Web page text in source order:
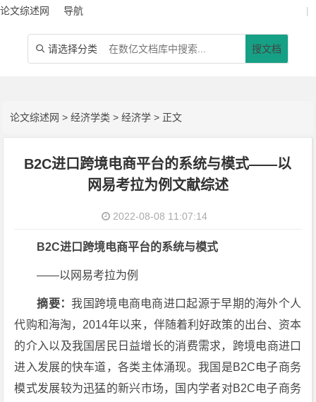
论文综述网 导航 |
 请选择分类 搜文档
论文综述网 >经济学类 >经济学 > 正文
B2C进口跨境电商平台的系统与模式——以
网易考拉为例文献综述
2022-08-08 11:07:14
B2C进口跨境电商平台的系统与模式
——以网易考拉为例
摘要：我国跨境电商电商进口起源于早期的海外个人
代购和海淘，2014年以来，伴随着利好政策的出台、资本
的介入以及我国居民日益增长的消费需求，跨境电商进口
进入发展的快车道，各类主体涌现。我国是B2C电子商务
模式发展较为迅猛的新兴市场，国内学者对B2C电子商务